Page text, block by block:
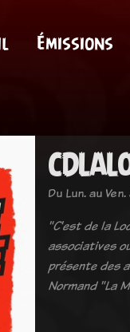
Émissions
Du Lun. au Ven.
"C'est de la
associatives
présente des
Normand "La